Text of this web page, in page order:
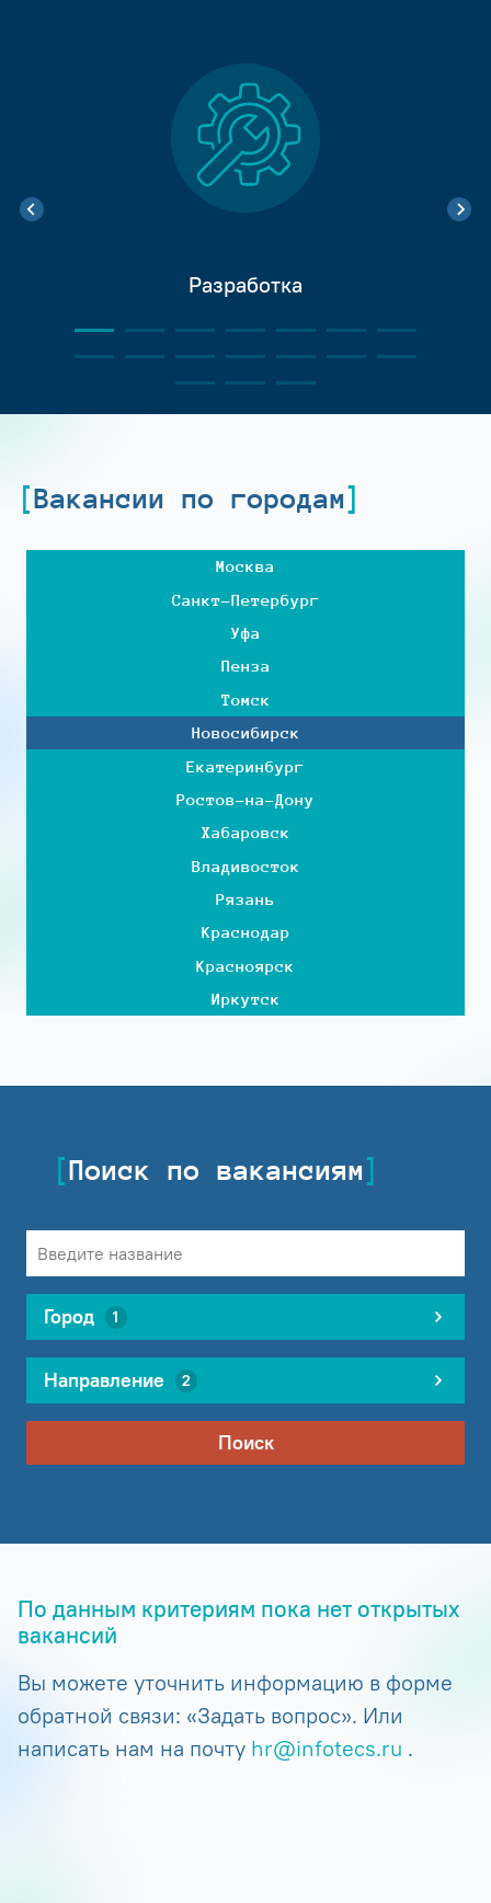
Разработка
Вакансии по городам
Москва
Санкт-Петербург
Уфа
Пенза
Томск
Новосибирск
Екатеринбург
Ростов-на-Дону
Хабаровск
Владивосток
Рязань
Краснодар
Красноярск
Иркутск
Поиск по вакансиям
Город 1
Направление 2
Поиск
По данным критериям пока нет открытых
вакансий
Вы можете уточнить информацию в форме
обратной связи: «Задать вопрос». Или
написать нам на почту hr@infotecs.ru .